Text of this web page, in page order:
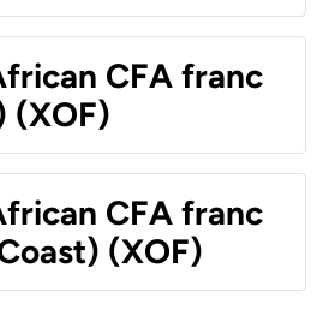
CFA franc
(XOF)
CFA franc
(XOF)